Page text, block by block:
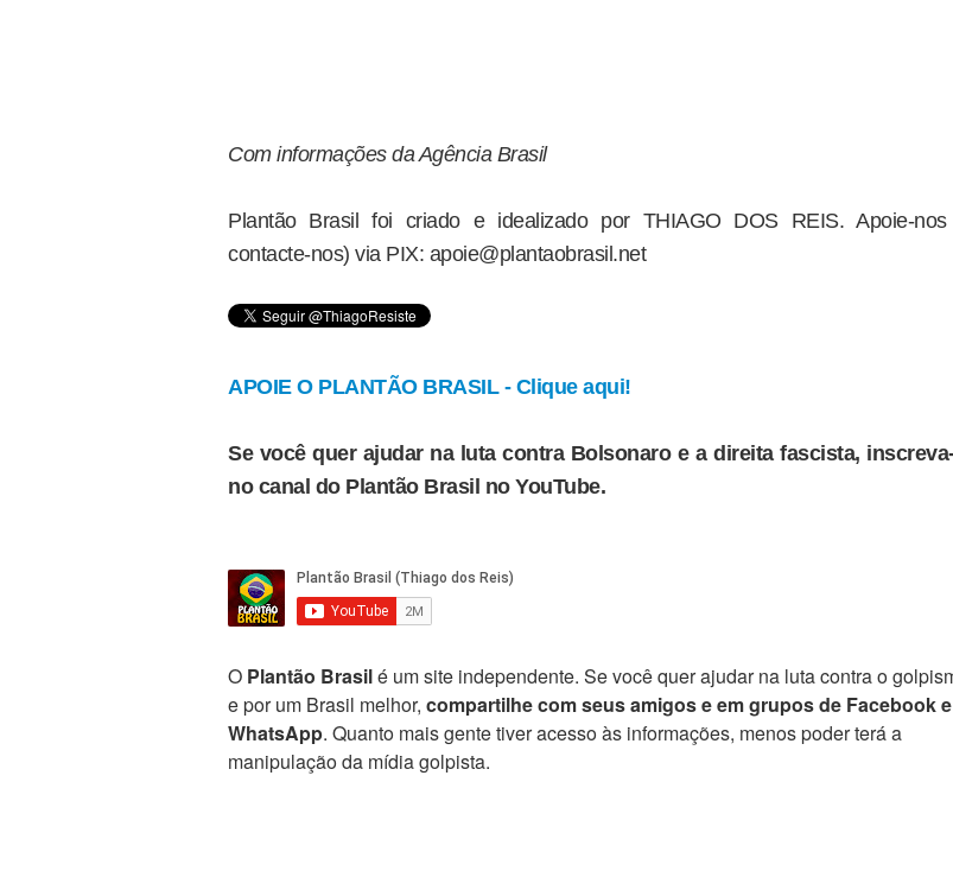
Com informações da Agência Brasil
Plantão Brasil foi criado e idealizado por THIAGO DOS REIS. Apoie-
contacte-nos) via PIX: apoie@plantaobrasil.net
APOIE O PLANTÃO BRASIL - Clique aqui!
Se você quer ajudar na luta contra Bolsonaro e a direita fascista,
no canal do Plantão Brasil no YouTube.
O Plantão Brasilé um site independente. Se você quer ajudar na luta contra o
e por um Brasil melhor, compartilhe com seus amigos e em grupos de Facebook e
WhatsApp. Quanto mais gente tiver acesso às informações, menos poder terá a
manipulação da mídia golpista.